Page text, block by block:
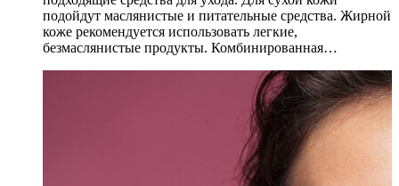
подойдут маслянистые и питательные средства. Жирной
коже рекомендуется использовать легкие,
безмаслянистые продукты. Комбинированная…